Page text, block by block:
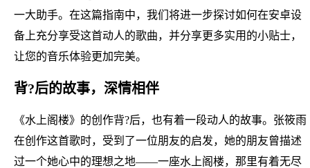
一大助手。在这篇指南中，我们将进一步探讨如何在安卓设
备上充分享受这首动人的歌曲，并分享更多实用的小贴士，
让您的音乐体验更加完美。
背?后的故事，深情相伴
《水上阁楼》的创作背?后，也有着一段动人的故事。张筱雨
在创作这首歌时，受到了一位朋友的启发，她的朋友曾描述
过一个她心中的理想之地——一座水上阁楼，那里有着无尽